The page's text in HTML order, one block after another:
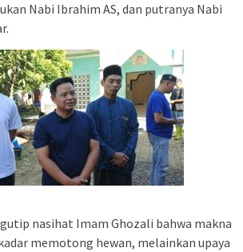
Nabi Ibrahim AS, dan putranya Nabi
nasihat Imam Ghozali bahwa makna
memotong hewan, melainkan upaya